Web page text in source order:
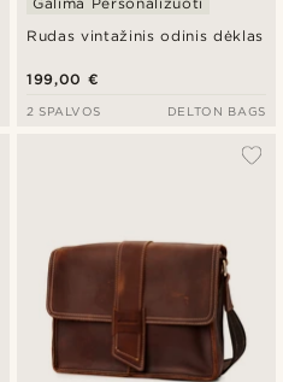
Rudas vintažinis odinis dėklas
199,00 €
2 SPALVOS DELTON BAGS